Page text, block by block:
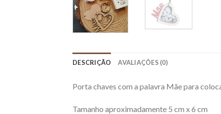
DESCRIÇÃO AVALIAÇÕES (0)
Porta chaves com a palavra Mãe para
Tamanho aproximadamente 5 cm x 6 cm